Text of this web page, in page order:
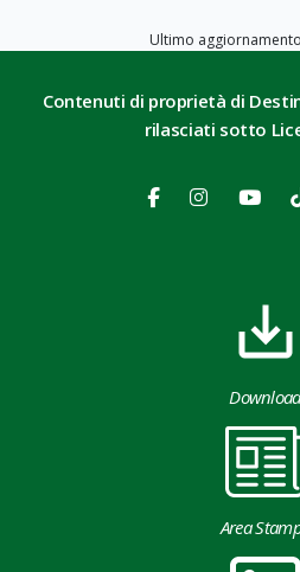
Ultimo
Contenuti di proprietà di
rilasciati sotto
Area